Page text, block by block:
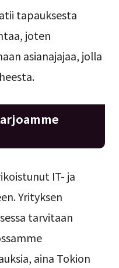
tapauksesta
joten
asianajajaa, jolla
IT- ja
Yrityksen
tarvitaan
aina Tokion